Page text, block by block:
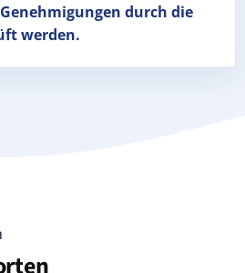
durch die
werden.